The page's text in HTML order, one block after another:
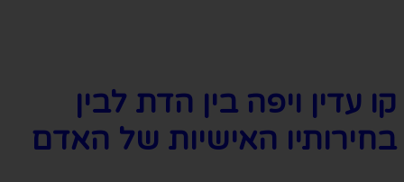
קו עדין ויפה בין הדת לבין
בחירותיו האישיות של האדם